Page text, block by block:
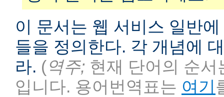
이 문서는 웹 서비스 일반
들을 정의한다. 각 개념에
라. (역주; 현재 단어의 순
입니다. 용어번역표는 여기